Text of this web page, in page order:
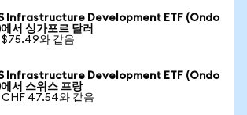
Infrastructure Development ETF (Ondo
서 싱가포르 달러
$75.49와 같음
Infrastructure Development ETF (Ondo
서 스위스 프랑
CHF 47.54와 같음